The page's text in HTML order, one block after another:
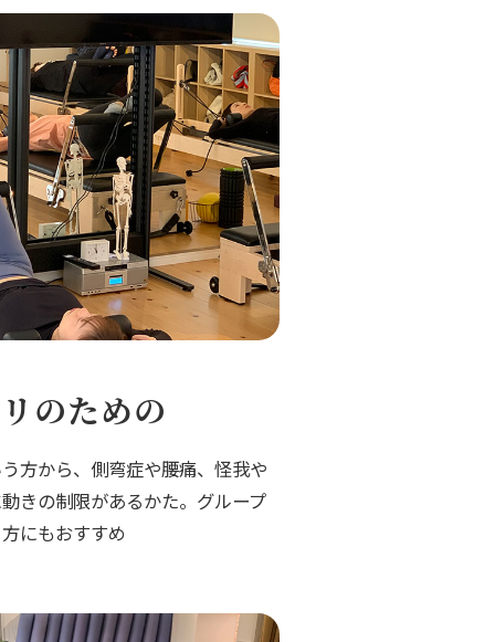
のための
方から、側弯症や腰痛、怪我や
きの制限があるかた。グループ
にもおすすめ